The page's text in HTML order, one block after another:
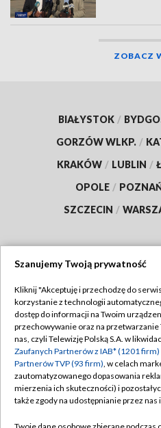
ZOBACZ
BIAŁYSTOK /
GORZÓW WLKP. /
KRAKÓW / LUBLIN /
OPOLE /
SZCZECIN /
Abonament TVP
Emisja w TVP
Centrum informacji TVP
Naziemna Telewizja Cyfrowa
Polityka
Moje
Szanujemy Twoją prywatność
Kliknij "Akceptuję i przechodzę do
korzystanie z technologii
dostęp do informacji na Twoim
przechowywanie oraz na
nas, czyli Telewizję Polską S.A. w
Zaufanych Partnerów z IAB* (1201 firm)
Partnerów TVP (93 firm), w celach
zautomatyzowanego dopasowania
mierzenia ich skuteczności) i
także zgody na udostępnianie przez